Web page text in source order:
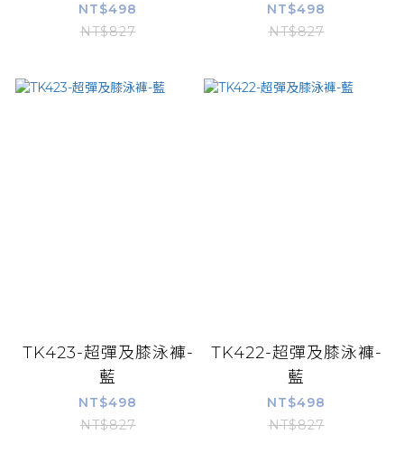
NT$498
NT$827
NT$498
NT$827
TK423-超彈及膝泳褲-
藍
NT$498
NT$827
TK422-超彈及膝泳褲-
藍
NT$498
NT$827